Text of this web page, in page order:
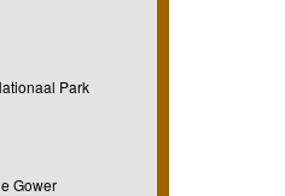
Park
Gower